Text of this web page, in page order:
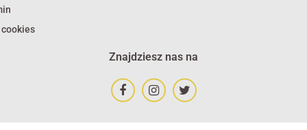
Znajdziesz nas na